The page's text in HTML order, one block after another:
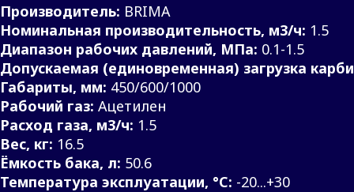
Производитель: BRIMA
Номинальная производительность, м3/ч: 1.5
Диапазон рабочих давлений, МПа: 0.1-1.5
Допускаемая (единовременная) загрузка
Габариты, мм: 450/600/1000
Рабочий газ: Ацетилен
Расход газа, м3/ч: 1.5
Вес, кг: 16.5
Ёмкость бака, л: 50.6
Температура эксплуатации, °С: -20...+30